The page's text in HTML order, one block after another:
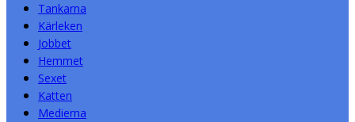
Tankarna
Kärleken
Jobbet
Hemmet
Sexet
Katten
Medierna